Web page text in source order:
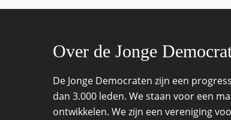
Over de Jonge
De Jonge Democraten zijn een
dan 3.000 leden. We staan voor een
ontwikkelen. We zijn een vereniging